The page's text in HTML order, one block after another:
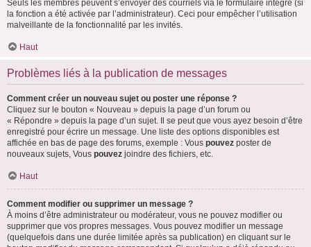
Seuls les membres peuvent s’envoyer des courriels via le formulaire intégré (si
la fonction a été activée par l’administrateur). Ceci pour empêcher l’utilisation
malveillante de la fonctionnalité par les invités.
Haut
Problèmes liés à la publication de messages
Comment créer un nouveau sujet ou poster une réponse ?
Cliquez sur le bouton « Nouveau » depuis la page d’un forum ou
« Répondre » depuis la page d’un sujet. Il se peut que vous ayez besoin d’être
enregistré pour écrire un message. Une liste des options disponibles est
affichée en bas de page des forums, exemple : Vous pouvez poster de
nouveaux sujets, Vous pouvez joindre des fichiers, etc.
Haut
Comment modifier ou supprimer un message ?
À moins d’être administrateur ou modérateur, vous ne pouvez modifier ou
supprimer que vos propres messages. Vous pouvez modifier un message
(quelquefois dans une durée limitée après sa publication) en cliquant sur le